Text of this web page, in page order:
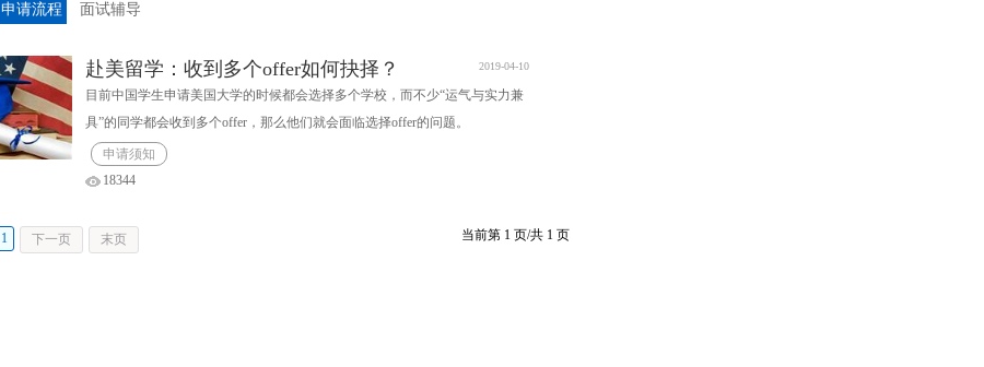
申请流程 面试辅导
赴美留学：收到多个offer如何抉择？ 2019-04-10
目前中国学生申请美国大学的时候都会选择多个学校，而不少“运气与实力兼
具”的同学都会收到多个offer，那么他们就会面临选择offer的问题。
申请须知
18344
末页
下一页
1 当前第 1 页/共 1 页